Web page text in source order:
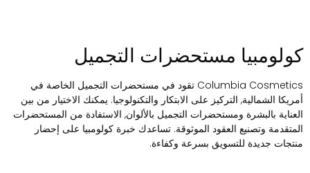
مستحضرات التجميل
Columbia Cosmetics تقود في مستحضرات التجميل الخاصة في
الشمالية, التركيز على الابتكار والتكنولوجيا. يمكنك الاختيار من بين
بالبشرة ومستحضرات التجميل بالألوان, الاستفادة من المستحضرات
وتصنيع العقود الموثوقة. تساعدك خبرة كولومبيا على إحضار
جديدة للتسويق بسرعة وكفاءة.